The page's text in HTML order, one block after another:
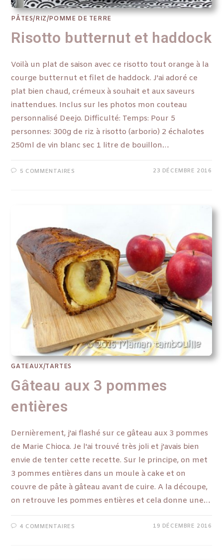
PÂTES/RIZ/POMME DE TERRE
Risotto butternut et haddock
Voilà un plat de saison avec ce risotto tout orange à la
courge butternut et filet de haddock. J'ai adoré ce
plat bien chaud, crémeux à souhait et aux saveurs
inattendues. Inclus sur les photos mon couteau
personnalisé Deejo. Difficulté: Temps: Pour 5
personnes: 300g de riz à risotto (arborio) 2 échalotes
250ml de vin blanc sec 1 litre de bouillon…
5 COMMENTAIRES 23 DÉCEMBRE 2016
GATEAUX/TARTES
Gâteau aux 3 pommes
entières
Dernièrement, j'ai flashé sur ce gâteau aux 3 pommes
de Marie Chioca. Je l'ai trouvé très joli et j'avais bien
envie de tenter cette recette. Sur le principe, on met
3 pommes entières dans un moule à cake et on
couvre de pâte à gâteau avant de cuire. A la découpe,
on retrouve les pommes entières et cela donne une…
4 COMMENTAIRES 19 DÉCEMBRE 2016